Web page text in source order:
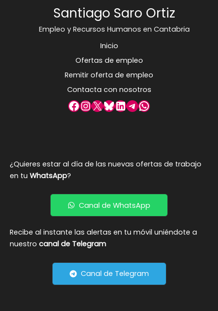
Santiago Saro Ortiz
Empleo y Recursos Humanos en Cantabria
Inicio
Ofertas de empleo
Remitir oferta de empleo
Contacta con nosotros
Facebook
Instagram
X Bluesky
LinkedIn
Telegram
WhatsApp
¿Quieres estar al día de las nuevas ofertas de trabajo
en tu WhatsApp?
Canal de WhatsApp
Recibe al instante las alertas en tu móvil uniéndote a
nuestro canal de Telegram
Canal de Telegram